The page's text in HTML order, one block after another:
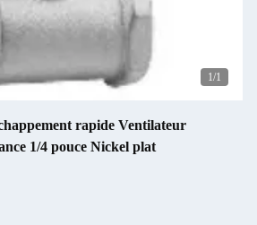
1/1
rapide Ventilateur
1/4 pouce Nickel plat